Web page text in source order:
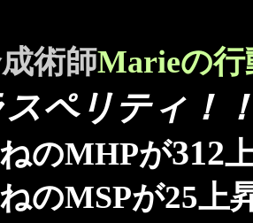
術師Marieの行
スペリティ！
のMHPが312
のMSPが25上